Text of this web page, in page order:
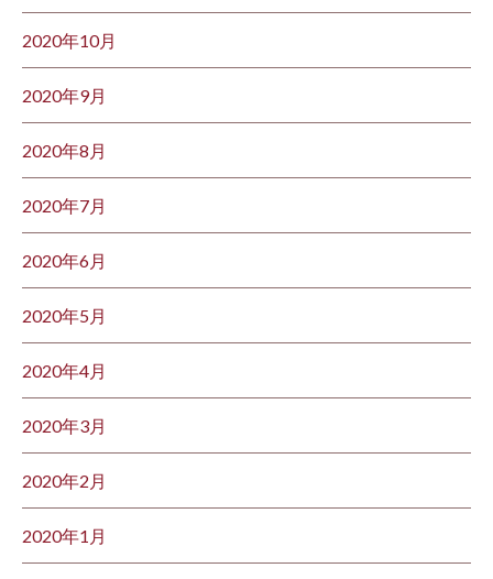
2020年10月
2020年9月
2020年8月
2020年7月
2020年6月
2020年5月
2020年4月
2020年3月
2020年2月
2020年1月